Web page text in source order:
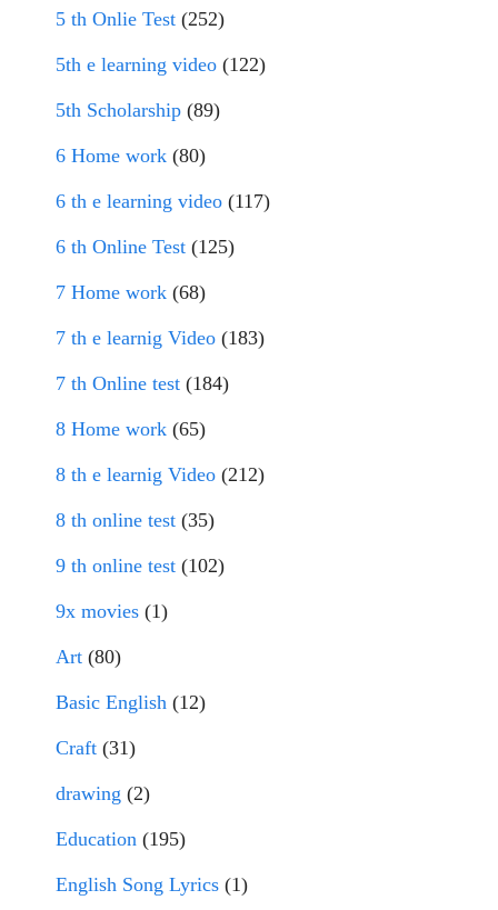
5 th Onlie Test (252)
5th e learning video (122)
5th Scholarship (89)
6 Home work (80)
6 th e learning video (117)
6 th Online Test (125)
7 Home work (68)
7 th e learnig Video (183)
7 th Online test (184)
8 Home work (65)
8 th e learnig Video (212)
8 th online test (35)
9 th online test (102)
9x movies (1)
Art (80)
Basic English (12)
Craft (31)
drawing (2)
Education (195)
English Song Lyrics (1)